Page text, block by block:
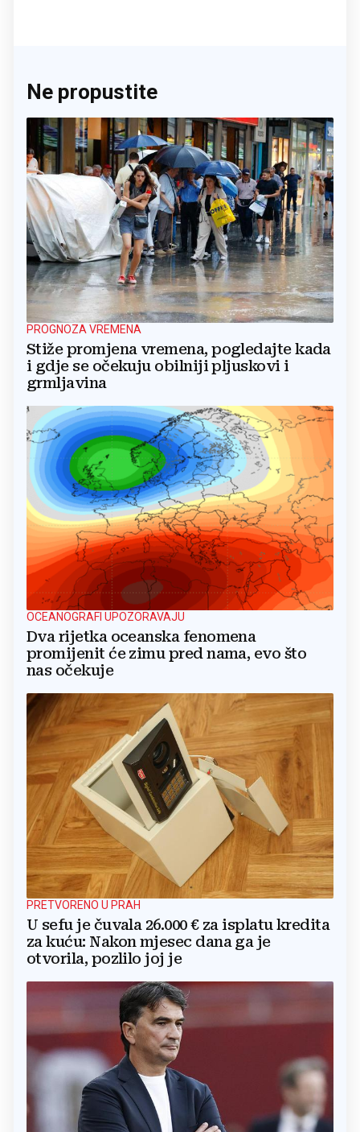
Ne propustite
PROGNOZA VREMENA
Stiže promjena vremena, pogledajte kada
i gdje se očekuju obilniji pljuskovi i
grmljavina
OCEANOGRAFI UPOZORAVAJU
Dva rijetka oceanska fenomena
promijenit će zimu pred nama, evo što
nas očekuje
PRETVORENO U PRAH
U sefu je čuvala 26.000 € za isplatu kredita
za kuću: Nakon mjesec dana ga je
otvorila, pozlilo joj je